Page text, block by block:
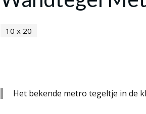
10 x 20
Het bekende metro tegeltje in de